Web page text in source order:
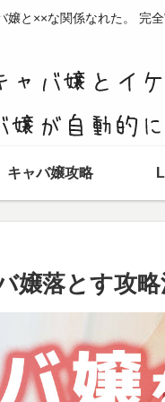
嬢と××な関係なれた。 完
キャバ嬢攻略
嬢落とす攻